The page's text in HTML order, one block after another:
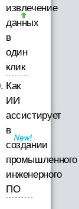
извлечение
данных
в
один
клик
Как
ИИ
ассистирует
в
создании
промышленного
инженерного
ПО